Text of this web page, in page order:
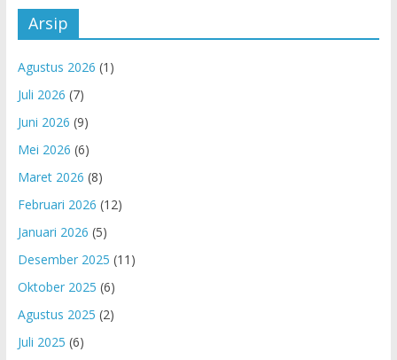
Arsip
Agustus 2026 (1)
Juli 2026 (7)
Juni 2026 (9)
Mei 2026 (6)
Maret 2026 (8)
Februari 2026 (12)
Januari 2026 (5)
Desember 2025 (11)
Oktober 2025 (6)
Agustus 2025 (2)
Juli 2025 (6)